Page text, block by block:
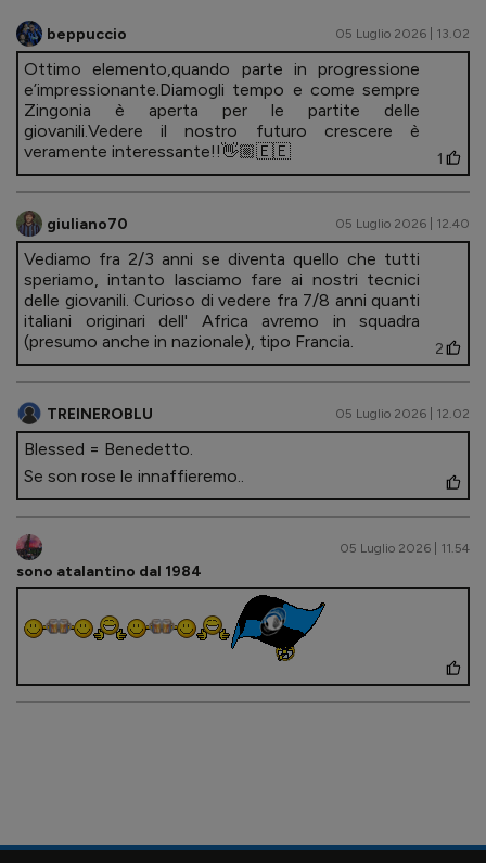
beppuccio 05 Luglio 2026 | 13.02
Ottimo elemento,quando parte in progressione
e’impressionante.Diamogli tempo e come sempre
Zingonia è aperta per le partite delle
giovanili.Vedere il nostro futuro crescere è
veramente interessante!!👋🏼🇪🇪
1
giuliano70 05 Luglio 2026 | 12.40
Vediamo fra 2/3 anni se diventa quello che tutti
speriamo, intanto lasciamo fare ai nostri tecnici
delle giovanili. Curioso di vedere fra 7/8 anni quanti
italiani originari dell' Africa avremo in squadra
(presumo anche in nazionale), tipo Francia.
2
TREINEROBLU 05 Luglio 2026 | 12.02
Blessed = Benedetto.
Se son rose le innaffieremo..
sono atalantino dal 1984
05 Luglio 2026 | 11.54